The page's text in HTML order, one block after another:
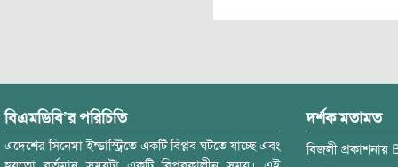
বিএমডিবি’র পরিচিতি
এদেশের সিনেমা ইন্ডাস্ট্রিতে একটি বিপ্লব ঘটতে যাচ্ছে এবং
দর্শক মতামত
বিজলী প্রকাশনায়